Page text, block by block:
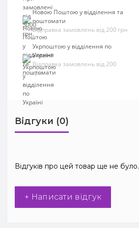
Новою Поштою у відділення та
поштомати
Відправка замовлень від 200 грн
Укрпоштою у відділення по
Україні
Відправка замовлень від 200
грн
Відгуки (0)
Відгуків про цей товар ще не було.
+ Написати відгук